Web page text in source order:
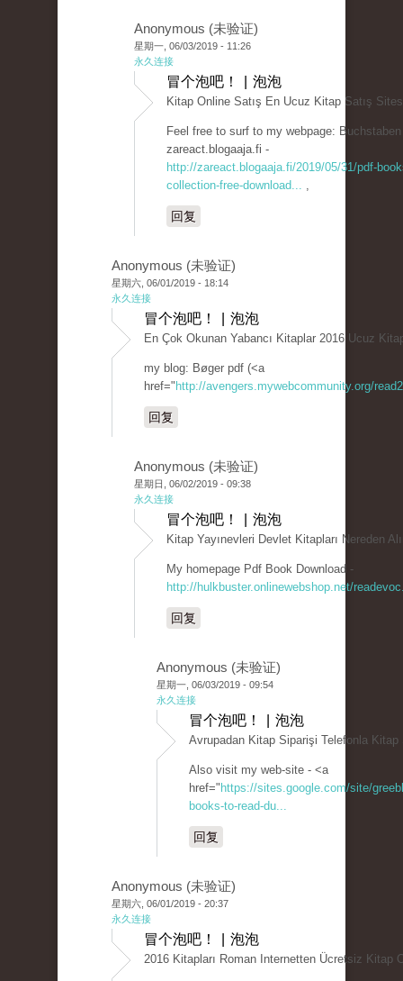
Anonymous (未验证)
星期一, 06/03/2019 - 11:26
永久连接
冒个泡吧！ | 泡泡
Kitap Online Satış En Ucuz Kitap Satış
Feel free to surf to my webpage:
zareact.blogaaja.fi -
http://zareact.blogaaja.fi/2019/05/31/pdf-
collection-free-download... ,
回复
Anonymous (未验证)
星期六, 06/01/2019 - 18:14
永久连接
冒个泡吧！ | 泡泡
En Çok Okunan Yabancı Kitaplar 2016 Ucuz
my blog: Bøger pdf (<a
href=" http://avengers.mywebcommunity.org/
回复
Anonymous (未验证)
星期日, 06/02/2019 - 09:38
永久连接
冒个泡吧！ | 泡泡
Kitap Yayınevleri Devlet Kitapları Nereden
My homepage Pdf Book Download -
http://hulkbuster.onlinewebshop.net/
回复
Anonymous (未验证)
星期一, 06/03/2019 - 09:54
永久连接
冒个泡吧！ | 泡泡
Avrupadan Kitap Siparişi Telefonla Kitap
Also visit my web-site - <a
href=" https://sites.google.com/site/
books-to-read-du...
回复
Anonymous (未验证)
星期六, 06/01/2019 - 20:37
永久连接
冒个泡吧！ | 泡泡
2016 Kitapları Roman Internetten Ücretsiz Kitap